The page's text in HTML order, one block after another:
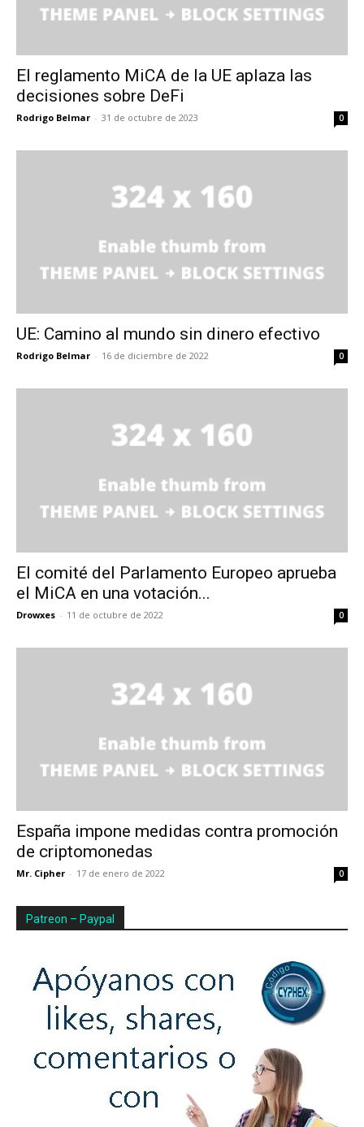
El reglamento MiCA de la UE aplaza las
decisiones sobre DeFi
Rodrigo Belmar - 31 de octubre de 2023 0
UE: Camino al mundo sin dinero efectivo
Rodrigo Belmar - 16 de diciembre de 2022 0
El comité del Parlamento Europeo aprueba
el MiCA en una votación...
Drowxes - 11 de octubre de 2022 0
España impone medidas contra promoción
de criptomonedas
Mr. Cipher - 17 de enero de 2022 0
Patreon – Paypal